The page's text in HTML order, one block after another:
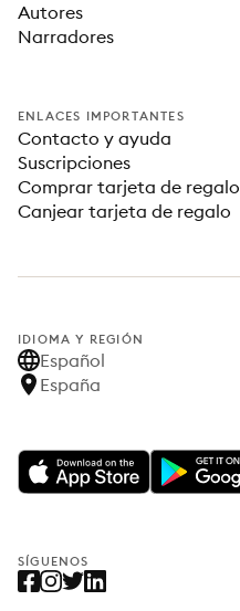
Autores
Narradores
ENLACES IMPORTANTES
Contacto y ayuda
Suscripciones
Comprar tarjeta de regalo
Canjear tarjeta de regalo
IDIOMA Y REGIÓN
Español
España
SÍGUENOS